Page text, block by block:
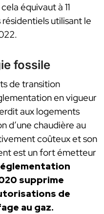
équivaut à 11
utilisant le
fossile
de transition
en vigueur
aux logements
d’une chaudière au
coûteux et son
est un fort émetteur
supprime
de
au gaz.